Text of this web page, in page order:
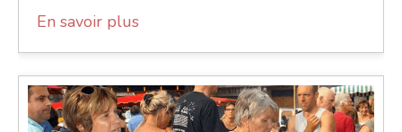
En savoir plus